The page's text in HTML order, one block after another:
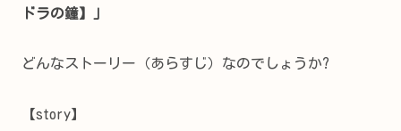
ドラの鐘】」
どんなストーリー（あらすじ）なのでしょうか?
【story】